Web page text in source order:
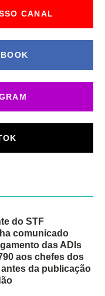
CANAL
do STF
comunicado
das ADIs
aos chefes dos
antes da publicação